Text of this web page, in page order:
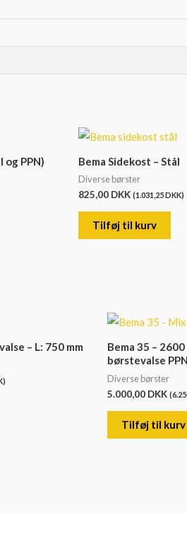
og PPN) Bema Sidekost – Stål
Diverse børster
825,00 DKK (1.031,25DKK)
Tilføj til kurv
– L: 750 mm
)
Bema 35 –
børstevalse
Diverse børster
5.000,00 DKK (
Tilføj til kurv